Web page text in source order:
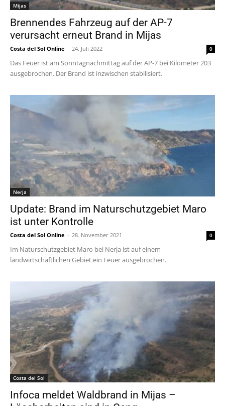
Mijas
Brennendes Fahrzeug auf der AP-7
verursacht erneut Brand in Mijas
Costa del Sol Online - 24. Juli 2022 0
Das Feuer ist am Sonntagnachmittag auf der AP-7 bei Kilometer 203
ausgebrochen. Der Brand ist inzwischen stabilisiert.
Nerja
Update: Brand im Naturschutzgebiet Maro
ist unter Kontrolle
Costa del Sol Online - 28. November 2021 0
Im Naturschutzgebiet Maro bei Nerja ist auf einem
landwirtschaftlichen Gebiet ein Feuer ausgebrochen.
Costa del Sol
Infoca meldet Waldbrand in Mijas –